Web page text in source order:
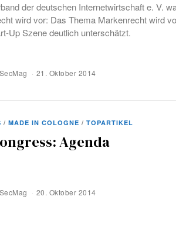
der deutschen Internetwirtschaft e. V.
wird vor: Das Thema Markenrecht wird
Up Szene deutlich unterschätzt.
SecMag 21. Oktober 2014
/ MADE IN COLOGNE / TOPARTIKEL
Agenda
SecMag 20. Oktober 2014